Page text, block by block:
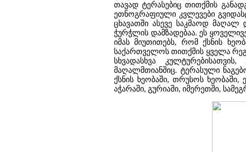
თავად ტერასებიც თითქმის
ეთნოგრაფიული კვლევები
ცხავათში ასევე საკმაოდ
ჭურჭლის დამზადებაა. ეს
იმას მიუთითებს, რომ ქსნის
საქართველოს თითქმის ყველა
სხვადასხვა
მაღალმთიანშიც. ტერასული
ქსნის ხეობაში, თრუსოს
აჭარაში, გურიაში, იმერეთში,